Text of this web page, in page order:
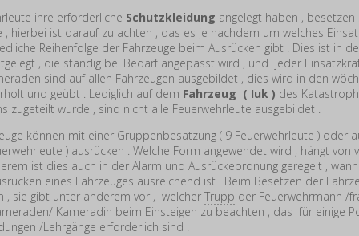
ihre erforderliche Schutzkleidung angelegt haben , besetzen
, hierbei ist darauf zu achten , das es je nachdem um welches
Reihenfolge der Fahrzeuge beim Ausrücken gibt . Dies ist in
, die ständig bei Bedarf angepasst wird , und jeder
sind auf allen Fahrzeugen ausgebildet , dies wird in den
und geübt . Lediglich auf dem Fahrzeug ( Iuk ) des
zugeteilt wurde , sind nicht alle Feuerwehrleute ausgebildet .
können mit einer Gruppenbesatzung ( 9 Feuerwehrleute ) oder
) ausrücken . Welche Form angewendet wird , hängt von
ist dies auch in der Alarm und Ausrückeordnung geregelt ,
eines Fahrzeuges ausreichend ist . Beim Besetzen der
, sie gibt unter anderem vor , welcher Trupp der Feuerwehrmann /
Kameradin beim Einsteigen zu beachten , das für einige
/Lehrgänge erforderlich sind .